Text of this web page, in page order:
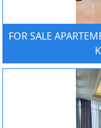
FOR SALE